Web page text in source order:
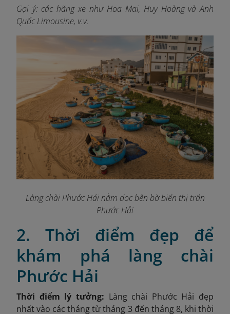
Gợi ý: các hãng xe như Hoa Mai, Huy Hoàng và Anh
Quốc Limousine, v.v.
Làng chài Phước Hải nằm dọc bên bờ biển thị trấn
Phước Hải
2. Thời điểm đẹp để
khám phá làng chài
Phước Hải
Thời điểm lý tưởng: Làng chài Phước Hải đẹp
nhất vào các tháng từ tháng 3 đến tháng 8, khi thời